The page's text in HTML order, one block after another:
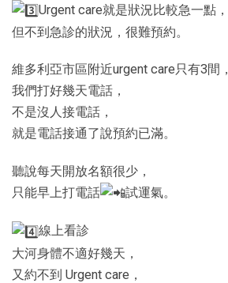
Urgent care就是狀況比較急一點，
但不到急診的狀況，很難預約。
維多利亞市區附近urgent care只有3間，
我們打好幾天電話，
不是沒人接電話，
就是電話接通了說預約已滿。
聽說每天開放名額很少，
只能早上打電話
試運氣。
線上看診
大河身體不適好幾天，
又約不到 Urgent care，